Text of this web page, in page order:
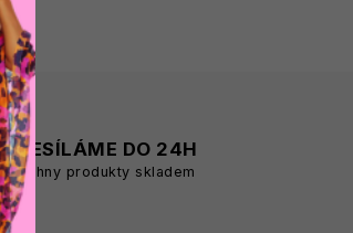
ODESÍLÁME DO 24H
všechny produkty skladem